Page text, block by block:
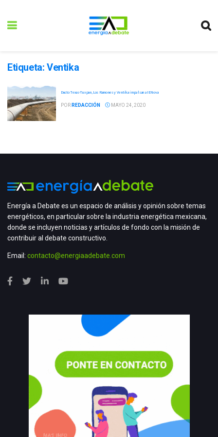
Etiqueta: Ventika
Ducto Texas-Tuxpan, Los Ramones y Ventika impulsan a IENova
POR REDACCIÓN MAYO 24, 2020
Energía a Debate es un espacio de análisis y opinión sobre temas
energéticos, en particular sobre la industria energética mexicana,
donde se incluyen noticias y artículos de fondo con la misión de
contribuir al debate constructivo.
Email: contacto@energiaadebate.com